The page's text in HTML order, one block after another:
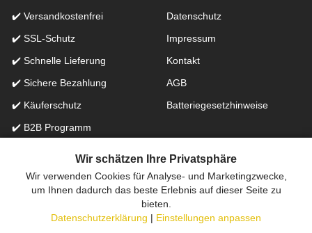
✔️ Versandkostenfrei
✔️ SSL-Schutz
✔️ Schnelle Lieferung
✔️ Sichere Bezahlung
✔️ Käuferschutz
✔️ B2B Programm
Datenschutz
Impressum
Kontakt
AGB
Batteriegesetzhinweise
Onlinefachhandel in der Schweiz für Beleuchtung seit 2012 |
Erstellt mit
peleides.io
Wir schätzen Ihre Privatsphäre
Wir verwenden Cookies für Analyse- und Marketingzwecke,
um Ihnen dadurch das beste Erlebnis auf dieser Seite zu
bieten.
Datenschutzerklärung | Einstellungen anpassen